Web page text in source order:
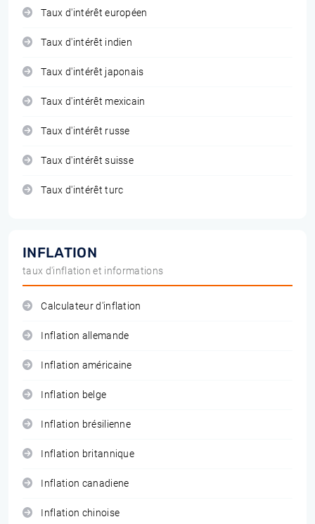
Taux d'intérêt européen
Taux d'intérêt indien
Taux d'intérêt japonais
Taux d'intérêt mexicain
Taux d'intérêt russe
Taux d'intérêt suisse
Taux d'intérêt turc
INFLATION
taux d'inflation et informations
Calculateur d'inflation
Inflation allemande
Inflation américaine
Inflation belge
Inflation brésilienne
Inflation britannique
Inflation canadiene
Inflation chinoise